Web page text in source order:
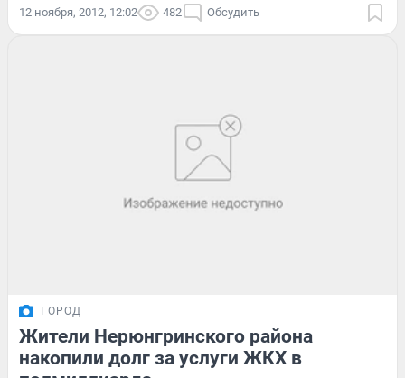
12 ноября, 2012, 12:02 482 Обсудить
ГОРОД
Жители Нерюнгринского района
накопили долг за услуги ЖКХ в